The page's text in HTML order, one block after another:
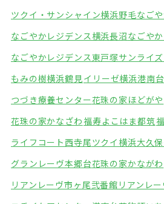
ツクイ・サンシャイン横浜野毛なご
なごやかレジデンス横浜長沼なごや
なごやかレジデンス東戸塚サンライ
もみの樹横浜鶴見イリーゼ横浜港南台
つづき療養センター花珠の家ほどがや
花珠の家かなざわ福寿よこはま都筑
ライフコート西寺尾ツクイ横浜大久
グランレーヴ本郷台花珠の家かながわ
リアンレーヴ市ヶ尾弐番館 リアンレ